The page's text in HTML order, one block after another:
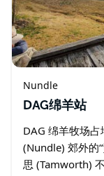
Nundle
DAG绵羊站
DAG 绵羊牧场
(Nundle) 郊外的
思 (Tamworth)